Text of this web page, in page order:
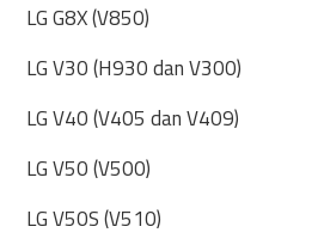
LG G8X (V850)
LG V30 (H930 dan V300)
LG V40 (V405 dan V409)
LG V50 (V500)
LG V50S (V510)